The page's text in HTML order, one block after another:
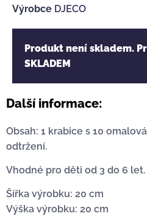
Výrobce DJECO
Produkt není skladem.
SKLADEM
Další informace:
Obsah: 1 krabice s 10
odtržení.
Vhodné pro děti od 3 do 6 let.
Šířka výrobku: 20 cm
Výška výrobku: 20 cm